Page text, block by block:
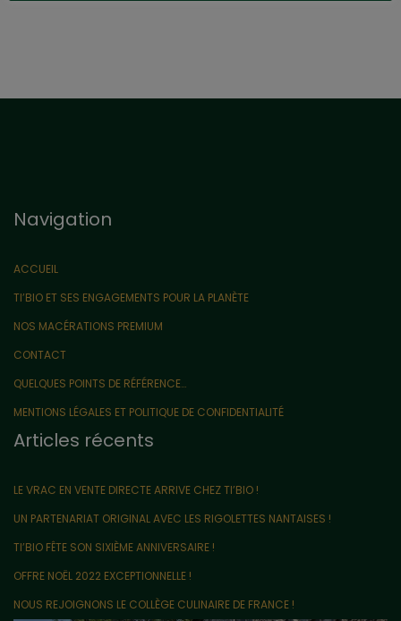
Navigation
ACCUEIL
TI’BIO ET SES ENGAGEMENTS POUR LA PLANÈTE
NOS MACÉRATIONS PREMIUM
CONTACT
QUELQUES POINTS DE RÉFÉRENCE…
MENTIONS LÉGALES ET POLITIQUE DE CONFIDENTIALITÉ
Articles récents
LE VRAC EN VENTE DIRECTE ARRIVE CHEZ TI’BIO !
UN PARTENARIAT ORIGINAL AVEC LES RIGOLETTES NANTAISES !
TI’BIO FÊTE SON SIXIÈME ANNIVERSAIRE !
OFFRE NOËL 2022 EXCEPTIONNELLE !
NOUS REJOIGNONS LE COLLÈGE CULINAIRE DE FRANCE !